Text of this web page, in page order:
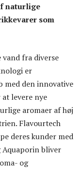
naturlige
som
fra diverse
er
med den innovative
levere nye
aromaer af høj
Flavourtech
deres kunder med
Aquaporin bliver
og